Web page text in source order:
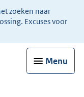
zoeken naar
Excuses voor
Menu